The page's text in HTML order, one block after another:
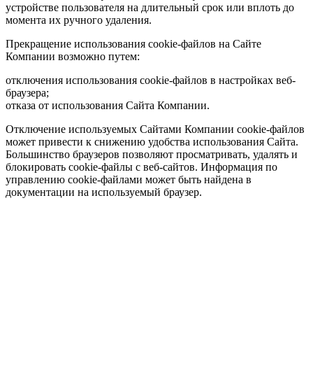
устройстве пользователя на длительный срок или вплоть до
момента их ручного удаления.
Прекращение использования cookie-файлов на Сайте
Компании возможно путем:
отключения использования cookie-файлов в настройках веб-
браузера;
отказа от использования Сайта Компании.
Отключение используемых Сайтами Компании cookie-файлов
может привести к снижению удобства использования Сайта.
Большинство браузеров позволяют просматривать, удалять и
блокировать cookie-файлы c веб-сайтов. Информация по
управлению cookie-файлами может быть найдена в
документации на используемый браузер.